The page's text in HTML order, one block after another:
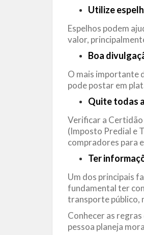
Utilize
Espelhos podem
valor,
Boa
O mais importante
pode postar em
Quite todas
Verificar a
(Imposto Predial e
compradores para
Ter
Um dos principais
fundamental ter
transporte público,
Conhecer as
pessoa planeja